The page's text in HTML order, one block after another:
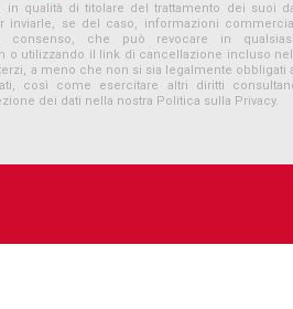
in qualità di titolare del trattamento dei suoi
inviarle, se del caso, informazioni
che può revocare in
o utilizzando il link di cancellazione incluso
a meno che non si sia legalmente
così come esercitare altri diritti
dei dati nella nostra Politica sulla Privacy.